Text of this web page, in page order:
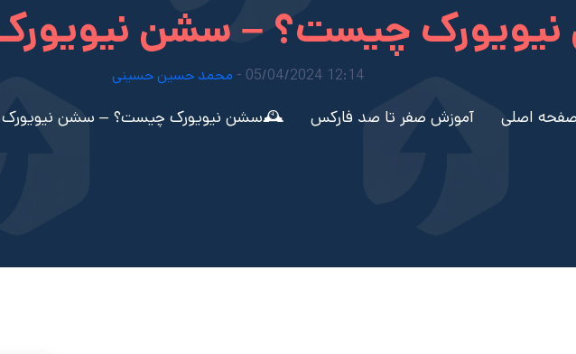
چیست؟ – سشن نیویورک
12:14 05/04/2024 - محمد حسین حسینی
صفحه اصلی آموزش صفر تا صد فارکس 🕰️سشن نیویورک چیست؟ – سشن نیویورک